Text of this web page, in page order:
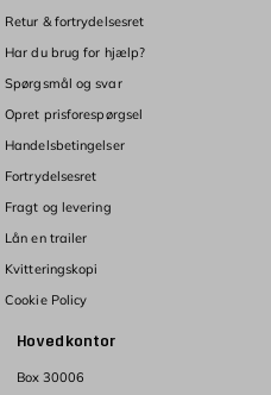
Hovedkontor
Box 30006
Retur & fortrydelsesret
Har du brug for hjælp?
Spørgsmål og svar
Opret prisforespørgsel
Handelsbetingelser
Fortrydelsesret
Fragt og levering
Lån en trailer
Kvitteringskopi
Cookie Policy